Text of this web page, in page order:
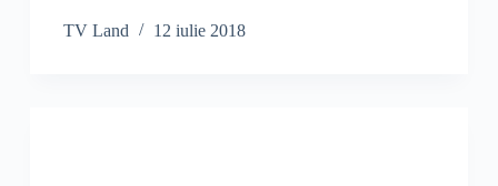
TV Land 12 iulie 2018